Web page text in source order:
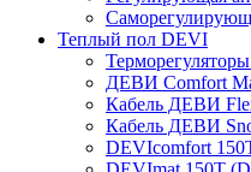
Теплый пол DEVI
ДЕВИ Comfort
Кабель ДЕВИ
Кабель ДЕВИ
DEVIcomfort